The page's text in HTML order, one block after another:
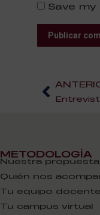
Save
Publicar
METODOLOGÍA
Nuestra propuesta
Quién nos
Tu equipo docente
Tu campus virtual